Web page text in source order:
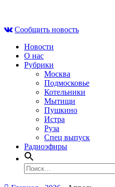
contentСообщить новость
Новости
О нас
Рубрики
Москва
Подмосковье
Котельники
Мытищи
Пушкино
Истра
Руза
Спец выпуск
Радиоэфиры
Найти: